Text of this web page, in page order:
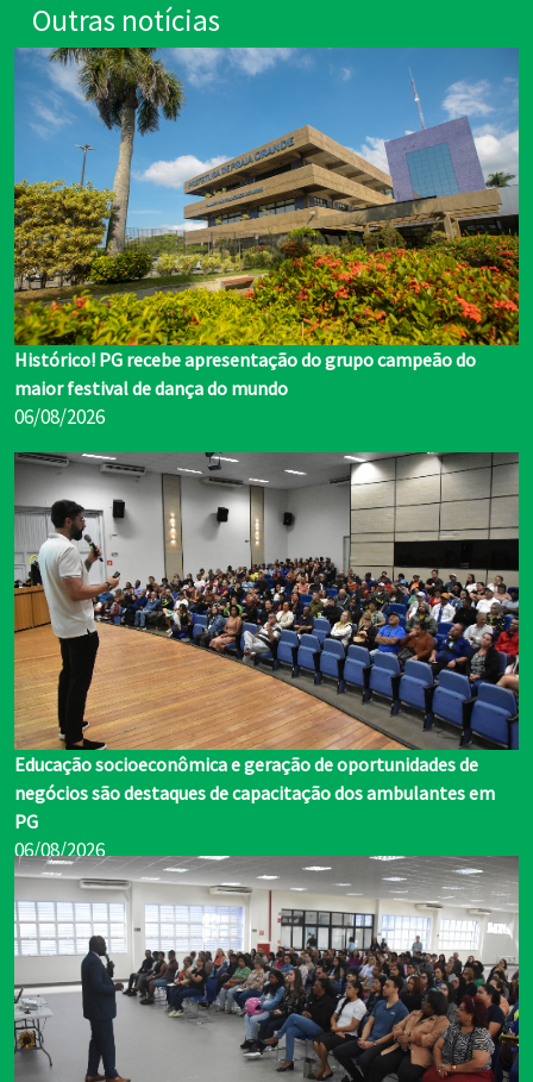
Outras notícias
Histórico! PG recebe apresentação do grupo campeão do
maior festival de dança do mundo
06/08/2026
Educação socioeconômica e geração de oportunidades de
negócios são destaques de capacitação dos ambulantes em
PG
06/08/2026